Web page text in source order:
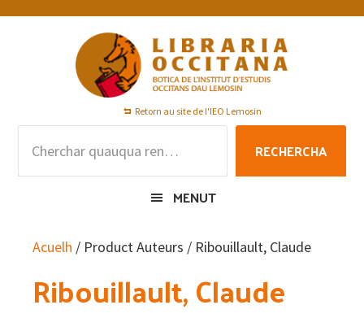
Skip
Skip
Skip
Retorn au site de l'IEO Lemosin
RECHERCHA
MENUT
Acuelh / Product Auteurs / Ribouillault, Claude
Ribouillault, Claude